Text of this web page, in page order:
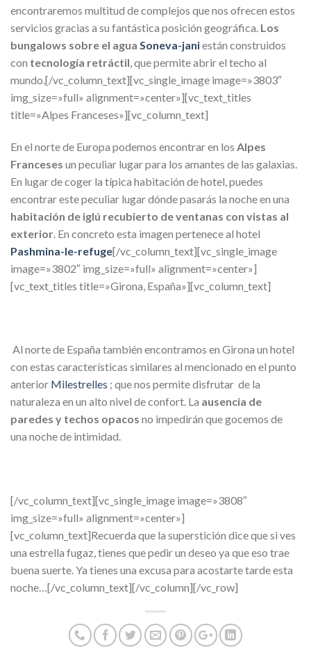
encontraremos multitud de complejos que nos ofrecen estos
servicios gracias a su fantástica posición geográfica. Los
bungalows sobre el agua Soneva-janiestán construidos
con tecnología retráctil , que permite abrir el techo al
mundo.[/vc_column_text][vc_single_image image=»3803″
img_size=»full» alignment=»center»][vc_text_titles
title=»Alpes Franceses»][vc_column_text]
En el norte de Europa podemos encontrar en los Alpes
Franceses un peculiar lugar para los amantes de las galaxias.
En lugar de coger la típica habitación de hotel, puedes
encontrar este peculiar lugar dónde pasarás la noche en una
habitación de iglú recubierto de ventanas con vistas al
exterior . En concreto esta imagen pertenece al hotel
Pashmina-le-refuge[/vc_column_text][vc_single_image
image=»3802″ img_size=»full» alignment=»center»]
[vc_text_titles title=»Girona, España»][vc_column_text]
Al norte de España también encontramos en Girona un hotel
con estas características similares al mencionado en el punto
anterior Milestrelles ; que nos permite disfrutar de la
naturaleza en un alto nivel de confort. La ausencia de
paredes y techos opacos no impedirán que gocemos de
una noche de intimidad.
[/vc_column_text][vc_single_image image=»3808″
img_size=»full» alignment=»center»]
[vc_column_text]Recuerda que la superstición dice que si ves
una estrella fugaz, tienes que pedir un deseo ya que eso trae
buena suerte. Ya tienes una excusa para acostarte tarde esta
noche…[/vc_column_text][/vc_column][/vc_row]